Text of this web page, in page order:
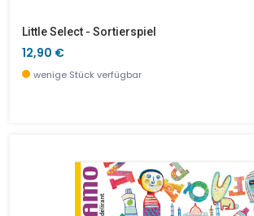
Little Select - Sortierspiel
12,90 €
wenige Stück verfügbar